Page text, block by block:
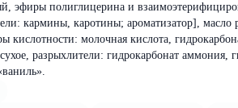
эфиры полиглицерина и
кармины, каротины; ароматизатор], масло
кислотности: молочная кислота,
разрыхлители: гидрокарбонат аммония,